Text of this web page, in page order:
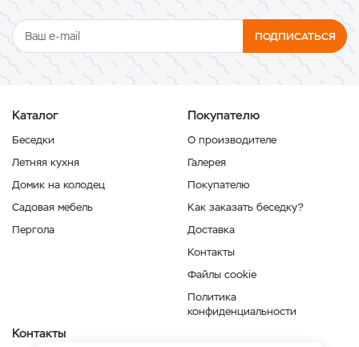
ПОДПИСАТЬСЯ
Каталог
Беседки
Летняя кухня
Домик на колодец
Садовая мебель
Пергола
Покупателю
О производителе
Галерея
Покупателю
Как заказать беседку?
Доставка
Контакты
Файлы cookie
Политика
конфиденциальности
Контакты